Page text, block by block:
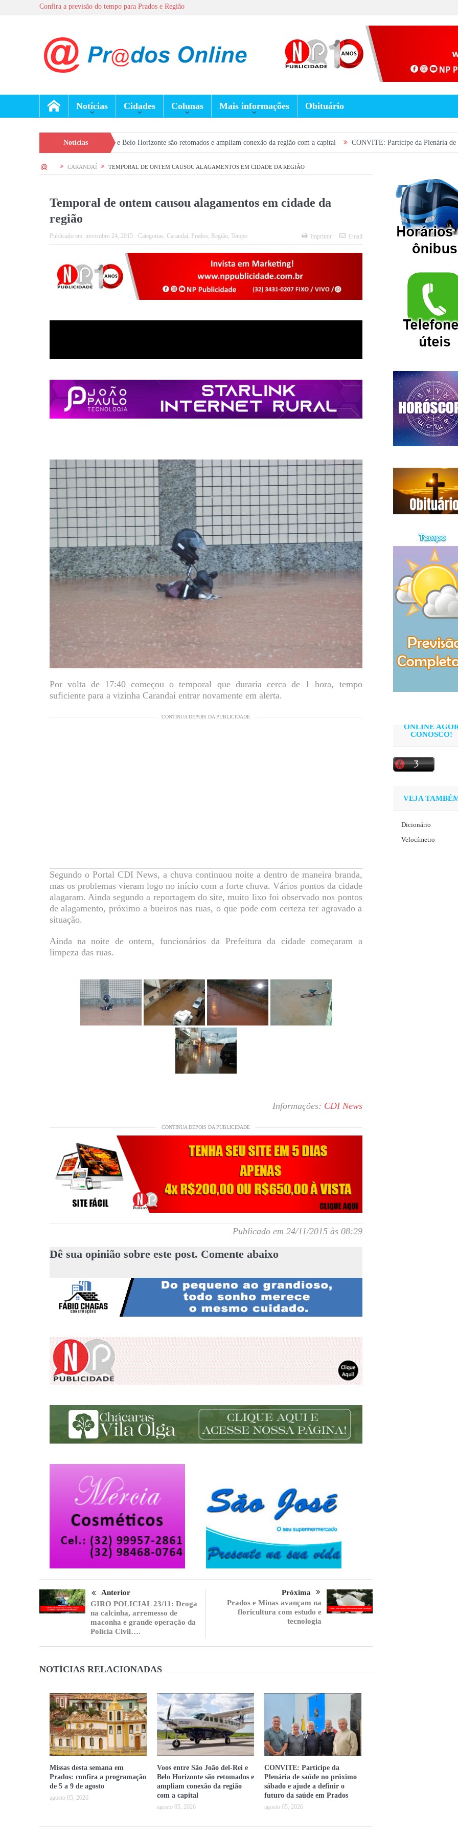
Confira a previsão do tempo para Prados e Região
Notícias Cidades Colunas Mais informações Obituário
Notícias
entre São João del-Rei e Belo Horizonte são retomados e ampliam conexão da região com a capital CONVITE: Participe da Plenária de saúde no
HOME CARANDAÍ TEMPORAL DE ONTEM CAUSOU ALAGAMENTOS EM CIDADE DA REGIÃO
Temporal de ontem causou alagamentos em cidade da
região
Publicado em: novembro 24, 2015 Categorias: Carandaí, Prados, Região, Tempo Imprimir Email
Por volta de 17:40 começou o temporal que duraria cerca de 1 hora, tempo
suficiente para a vizinha Carandaí entrar novamente em alerta.
CONTINUA DEPOIS DA PUBLICIDADE
Segundo o Portal CDI News, a chuva continuou noite a dentro de maneira branda,
mas os problemas vieram logo no início com a forte chuva. Vários pontos da cidade
alagaram. Ainda segundo a reportagem do site, muito lixo foi observado nos pontos
de alagamento, próximo a bueiros nas ruas, o que pode com certeza ter agravado a
situação.
Ainda na noite de ontem, funcionários da Prefeitura da cidade começaram a
limpeza das ruas.
Informações: CDI News
CONTINUA DEPOIS DA PUBLICIDADE
Publicado em 24/11/2015 às 08:29
Dê sua opinião sobre este post. Comente abaixo
Anterior
GIRO POLICIAL 23/11: Droga
na calcinha, arremesso de
maconha e grande operação da
Polícia Civil….
Próxima
Prados e Minas avançam na
floricultura com estudo e
tecnologia
NOTÍCIAS RELACIONADAS
Missas desta semana em
Prados: confira a programação
de 5 a 9 de agosto
agosto 05, 2026
Voos entre São João del-Rei e
Belo Horizonte são retomados e
ampliam conexão da região
com a capital
agosto 05, 2026
CONVITE: Participe da
Plenária de saúde no próximo
sábado e ajude a definir o
futuro da saúde em Prados
agosto 05, 2026
ONLINE
CONOSCO!
VEJA
Dicionário
Velocímetro